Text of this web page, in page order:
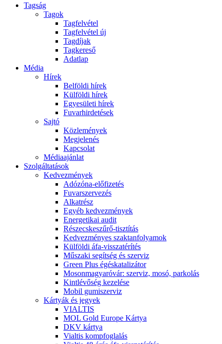
Tagság
Tagok
Tagfelvétel
Tagfelvétel új
Tagdíjak
Tagkereső
Adatlap
Média
Hírek
Belföldi hírek
Külföldi hírek
Egyesületi hírek
Fuvarhirdetések
Sajtó
Közlemények
Megjelenés
Kapcsolat
Médiaajánlat
Szolgáltatások
Kedvezmények
Adózóna-előfizetés
Fuvarszervezés
Alkatrész
Egyéb kedvezmények
Energetikai audit
Részecskeszűrő-tisztítás
Kedvezményes szaktanfolyamok
Külföldi áfa-visszatérítés
Műszaki segítség és szerviz
Green Plus égéskatalizátor
Mosonmagyaróvár: szerviz, mosó, parkolás
Kintlévőség kezelése
Mobil gumiszerviz
Kártyák és jegyek
VIALTIS
MOL Gold Europe Kártya
DKV kártya
Vialtis kompfoglalás